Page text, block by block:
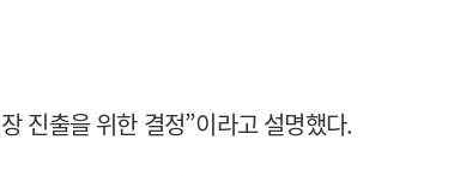
진출을 위한 결정”이라고 설명했다.